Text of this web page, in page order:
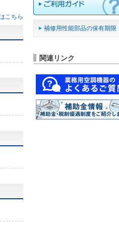
こちら
補修用性能部品の保有期限
関連リンク